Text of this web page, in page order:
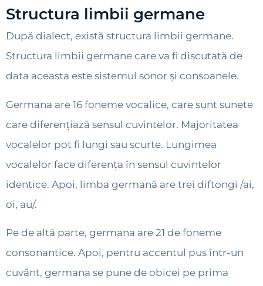
Structura limbii germane
După dialect, există structura limbii germane.
Structura limbii germane care va fi discutată de
data aceasta este sistemul sonor și consoanele.
Germana are 16 foneme vocalice, care sunt sunete
care diferențiază sensul cuvintelor. Majoritatea
vocalelor pot fi lungi sau scurte. Lungimea
vocalelor face diferența în sensul cuvintelor
identice. Apoi, limba germană are trei diftongi /ai,
oi, au/.
Pe de altă parte, germana are 21 de foneme
consonantice. Apoi, pentru accentul pus într-un
cuvânt, germana se pune de obicei pe prima